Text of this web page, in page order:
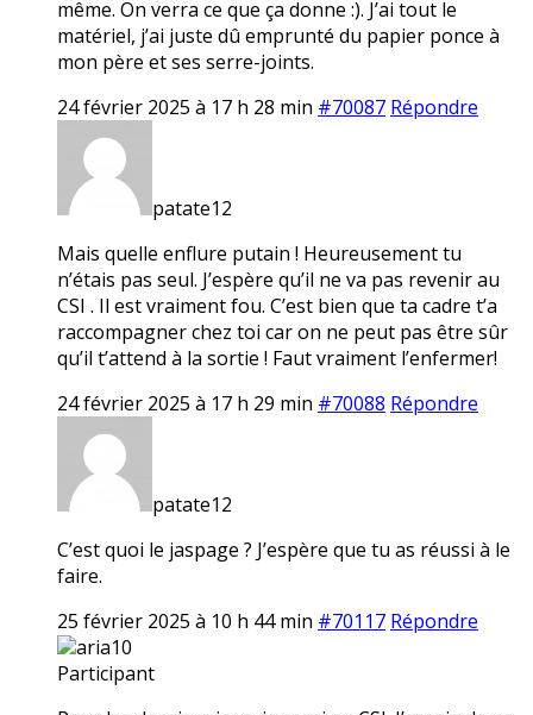
même. On verra ce que ça donne :). J’ai tout le
matériel, j’ai juste dû emprunté du papier ponce à
mon père et ses serre-joints.
24 février 2025 à 17 h 28 min #70087 Répondre
patate12
Mais quelle enflure putain ! Heureusement tu
n’étais pas seul. J’espère qu’il ne va pas revenir au
CSI . Il est vraiment fou. C’est bien que ta cadre t’a
raccompagner chez toi car on ne peut pas être sûr
qu’il t’attend à la sortie ! Faut vraiment l’enfermer!
24 février 2025 à 17 h 29 min #70088 Répondre
patate12
C’est quoi le jaspage ? J’espère que tu as réussi à le
faire.
25 février 2025 à 10 h 44 min #70117 Répondre
aria10
Participant